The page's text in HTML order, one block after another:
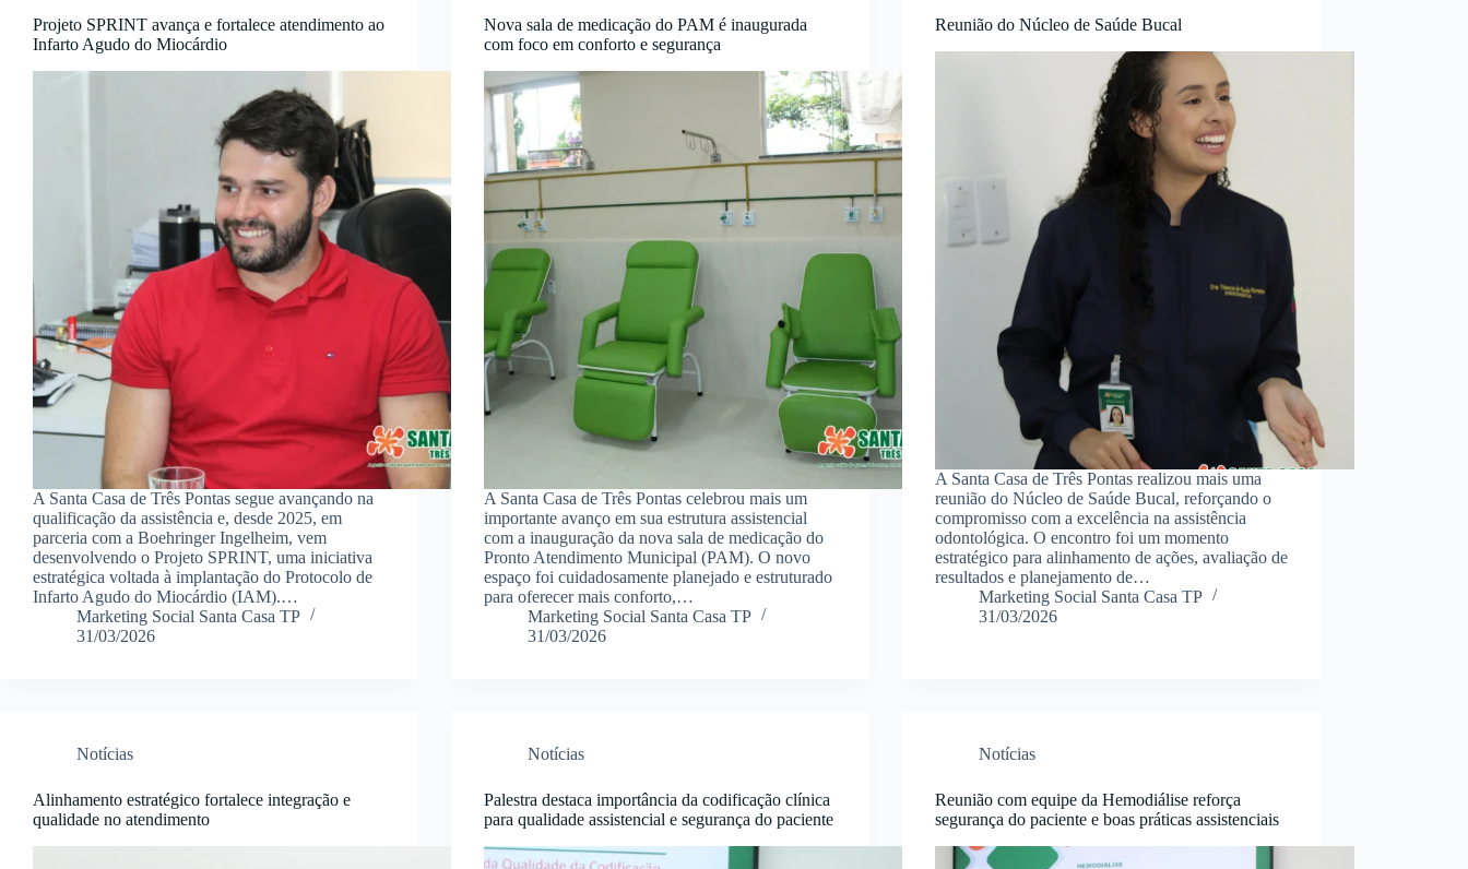
Projeto SPRINT avança e fortalece atendimento ao
Infarto Agudo do Miocárdio
A Santa Casa de Três Pontas segue avançando na
qualificação da assistência e, desde 2025, em
parceria com a Boehringer Ingelheim, vem
desenvolvendo o Projeto SPRINT, uma iniciativa
estratégica voltada à implantação do Protocolo de
Infarto Agudo do Miocárdio (IAM).…
Marketing Social Santa Casa TP
31/03/2026
Nova sala de medicação do PAM é inaugurada
com foco em conforto e segurança
A Santa Casa de Três Pontas celebrou mais um
importante avanço em sua estrutura assistencial
com a inauguração da nova sala de medicação do
Pronto Atendimento Municipal (PAM). O novo
espaço foi cuidadosamente planejado e estruturado
para oferecer mais conforto,…
Marketing Social Santa Casa TP
31/03/2026
Reunião do Núcleo de Saúde Bucal
A Santa Casa de Três Pontas realizou mais uma
reunião do Núcleo de Saúde Bucal, reforçando o
compromisso com a excelência na assistência
odontológica. O encontro foi um momento
estratégico para alinhamento de ações, avaliação de
resultados e planejamento de…
Marketing Social Santa Casa TP
31/03/2026
Notícias
Alinhamento estratégico fortalece integração e
qualidade no atendimento
Notícias
Palestra destaca importância da codificação clínica
para qualidade assistencial e segurança do paciente
Notícias
Reunião com equipe da Hemodiálise reforça
segurança do paciente e boas práticas assistenciais